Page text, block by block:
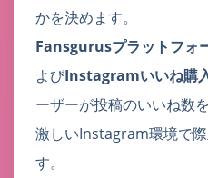
かを決めます。
Fansgurusプラットフォ
よびInstagramいいね購
ーザーが投稿のいいね数
激しいInstagram環境で
す。